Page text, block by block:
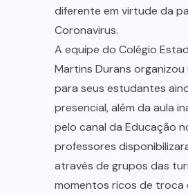
diferente em virtude da
Coronavirus.
A equipe do Colégio
Martins Durans
para seus estudantes
presencial, além da aula
pelo canal da Educação
professores
através de grupos das
momentos ricos de troca